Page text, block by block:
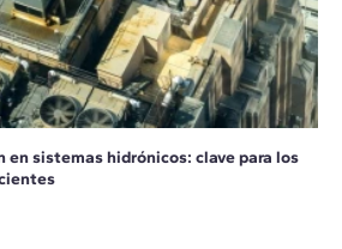
en sistemas hidrónicos: clave para los